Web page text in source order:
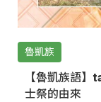
魯凱族
【魯凱族語
士祭的由來